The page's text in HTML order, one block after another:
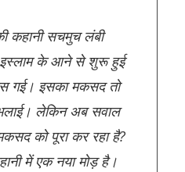
कहानी सचमुच लंबी
के आने से शुरू हुई
गई। इसका मकसद तो
लेकिन अब सवाल
को पूरा कर रहा है?
में एक नया मोड़ है।